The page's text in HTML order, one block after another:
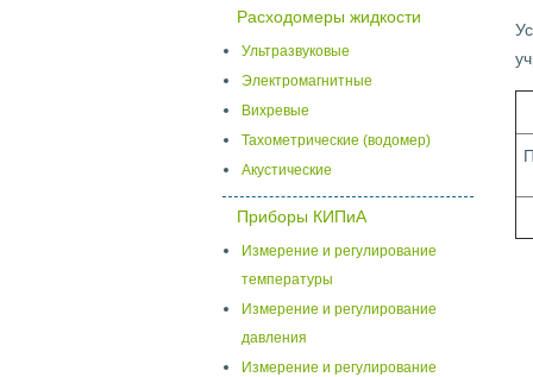
Расходомеры жидкости
Ультразвуковые
Электромагнитные
Вихревые
Тахометрические (водомер)
Акустические
Приборы КИПиА
Измерение и регулирование
температуры
Измерение и регулирование
давления
Измерение и регулирование